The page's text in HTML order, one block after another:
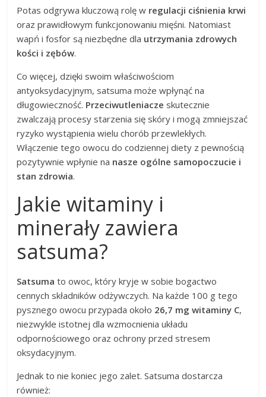
Potas odgrywa kluczową rolę w regulacji ciśnienia krwi
oraz prawidłowym funkcjonowaniu mięśni. Natomiast
wapń i fosfor są niezbędne dla utrzymania zdrowych
kości i zębów.
Co więcej, dzięki swoim właściwościom
antyoksydacyjnym, satsuma może wpłynąć na
długowieczność. Przeciwutleniacze skutecznie
zwalczają procesy starzenia się skóry i mogą zmniejszać
ryzyko wystąpienia wielu chorób przewlekłych.
Włączenie tego owocu do codziennej diety z pewnością
pozytywnie wpłynie na nasze ogólne samopoczucie i
stan zdrowia.
Jakie witaminy i
minerały zawiera
satsuma?
Satsuma to owoc, który kryje w sobie bogactwo
cennych składników odżywczych. Na każde 100 g tego
pysznego owocu przypada około 26,7 mg witaminy C,
niezwykle istotnej dla wzmocnienia układu
odpornościowego oraz ochrony przed stresem
oksydacyjnym.
Jednak to nie koniec jego zalet. Satsuma dostarcza
również: